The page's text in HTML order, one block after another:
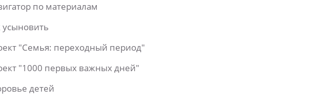
по материалам
усыновить
"Семья: переходный период"
"1000 первых важных дней"
детей